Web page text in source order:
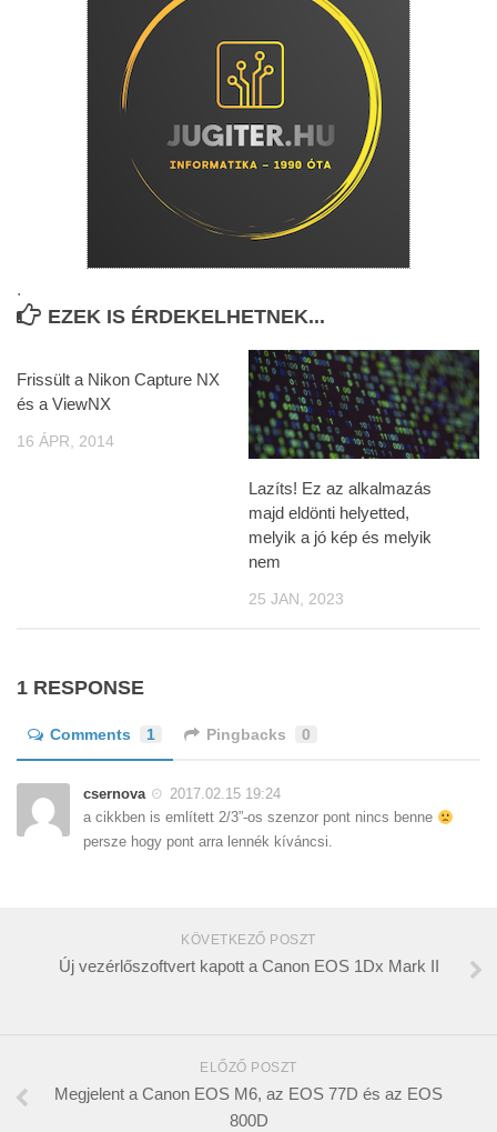
.
EZEK IS ÉRDEKELHETNEK...
Frissült a Nikon Capture NX
és a ViewNX
16 ÁPR, 2014
Lazíts! Ez az alkalmazás
majd eldönti helyetted,
melyik a jó kép és melyik
nem
25 JAN, 2023
1 RESPONSE
Comments 1 Pingbacks 0
csernova
2017.02.15 19:24
a cikkben is említett 2/3”-os szenzor pont nincs benne
persze hogy pont arra lennék kíváncsi.
KÖVETKEZŐ POSZT
Új vezérlőszoftvert kapott a Canon EOS 1Dx Mark II
ELŐZŐ POSZT
Megjelent a Canon EOS M6, az EOS 77D és az EOS
800D